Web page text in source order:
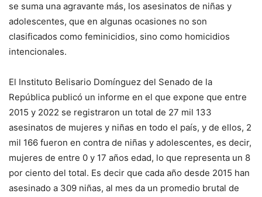
se suma una agravante más, los asesinatos de niñas y
adolescentes, que en algunas ocasiones no son
clasificados como feminicidios, sino como homicidios
intencionales.
El Instituto Belisario Domínguez del Senado de la
República publicó un informe en el que expone que entre
2015 y 2022 se registraron un total de 27 mil 133
asesinatos de mujeres y niñas en todo el país, y de ellos, 2
mil 166 fueron en contra de niñas y adolescentes, es decir,
mujeres de entre 0 y 17 años edad, lo que representa un 8
por ciento del total. Es decir que cada año desde 2015 han
asesinado a 309 niñas, al mes da un promedio brutal de